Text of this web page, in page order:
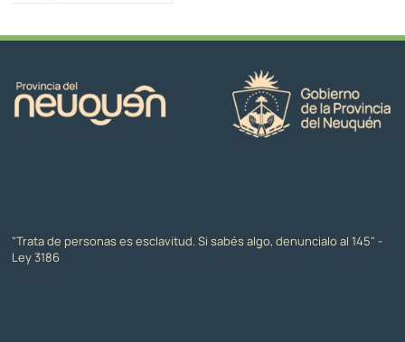
"Trata de personas es esclavitud. Si sabés algo, denuncialo al 145" -
Ley 3186